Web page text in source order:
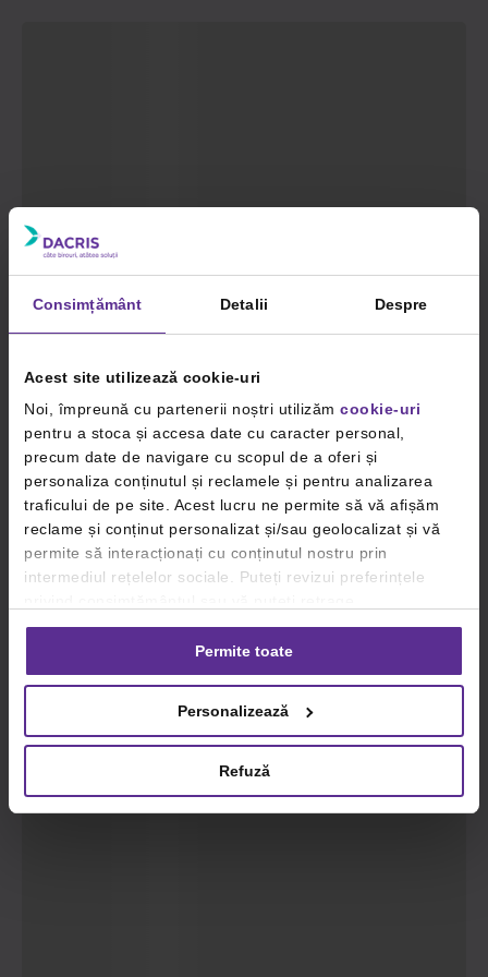
Consimțământ Detalii Despre
Acest site utilizează cookie-uri
Noi, împreună cu partenerii noștri utilizăm cookie-uri
pentru a stoca și accesa date cu caracter personal,
precum date de navigare cu scopul de a oferi și
personaliza conținutul și reclamele și pentru analizarea
traficului de pe site. Acest lucru ne permite să vă afișăm
reclame și conținut personalizat și/sau geolocalizat și vă
permite să interacționați cu conținutul nostru prin
intermediul rețelelor sociale. Puteți revizui preferințele
consimțământul oricând, făcând click pe linkul către
setările dvs. de cookie-uri.
privind utilizarea modulelor cookie.Detalii
Permite toate
Personalizează
Refuză